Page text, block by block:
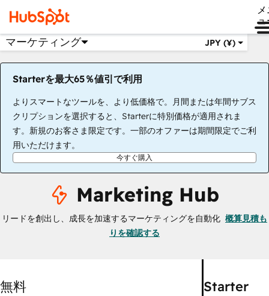
ュ
マーケティング JPY (¥)
Starterを最大65％値引で利用
よりスマートなツールを、より低価格で。月間または年間サブス
クリプションを選択すると、Starterに特別価格が適用されま
す。新規のお客さま限定です。一部のオファーは期間限定でご利
用いただけます。
今すぐ購入
Marketing Hub
リードを創出し、成長を加速するマーケティングを自動化 概算見積も
りを確認する
無料 Starter